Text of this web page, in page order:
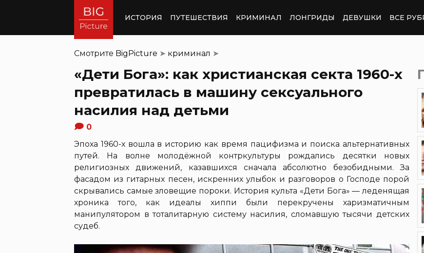
ИСТОРИЯ ПУТЕШЕСТВИЯ КРИМИНАЛ ЛОНГРИДЫ ДЕВУШКИ ВСЕ
Смотрите BigPicture ➤ криминал ➤
«Дети Бога»: как христианская секта 1960-х
превратилась в машину сексуального
насилия над детьми
0
Эпоха 1960-х вошла в историю как время пацифизма и поиска альтернативных
путей. На волне молодёжной контркультуры рождались десятки новых
религиозных движений, казавшихся сначала абсолютно безобидными. За
фасадом из гитарных песен, искренних улыбок и разговоров о Господе порой
скрывались самые зловещие пороки. История культа «Дети Бога» — леденящая
хроника того, как идеалы хиппи были перекручены харизматичным
манипулятором в тоталитарную систему насилия, сломавшую тысячи детских
судеб.